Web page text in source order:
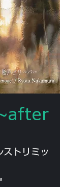
ストリミッ